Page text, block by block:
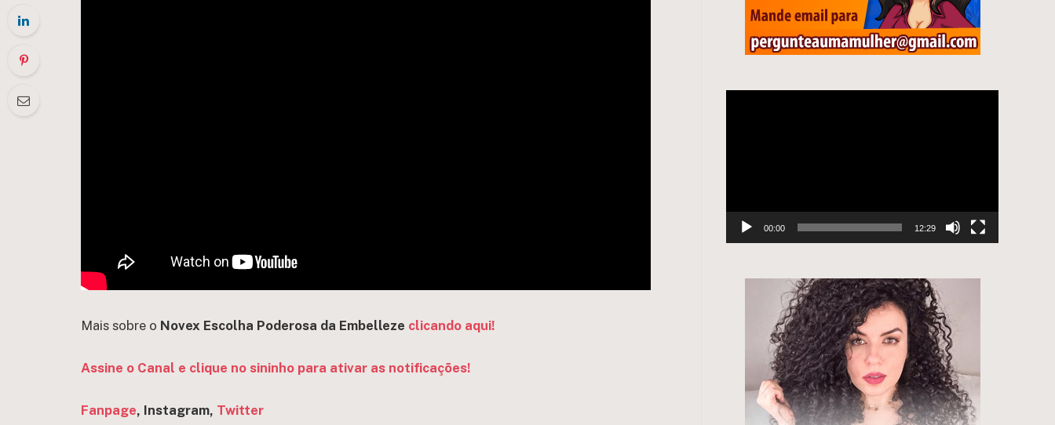
Mais sobre o Novex Escolha Poderosa da Embelleze clicando aqui!
Assine o Canal e clique no sininho para ativar as notificações!
Fanpage, Instagram, Twitter
00:00 12:29